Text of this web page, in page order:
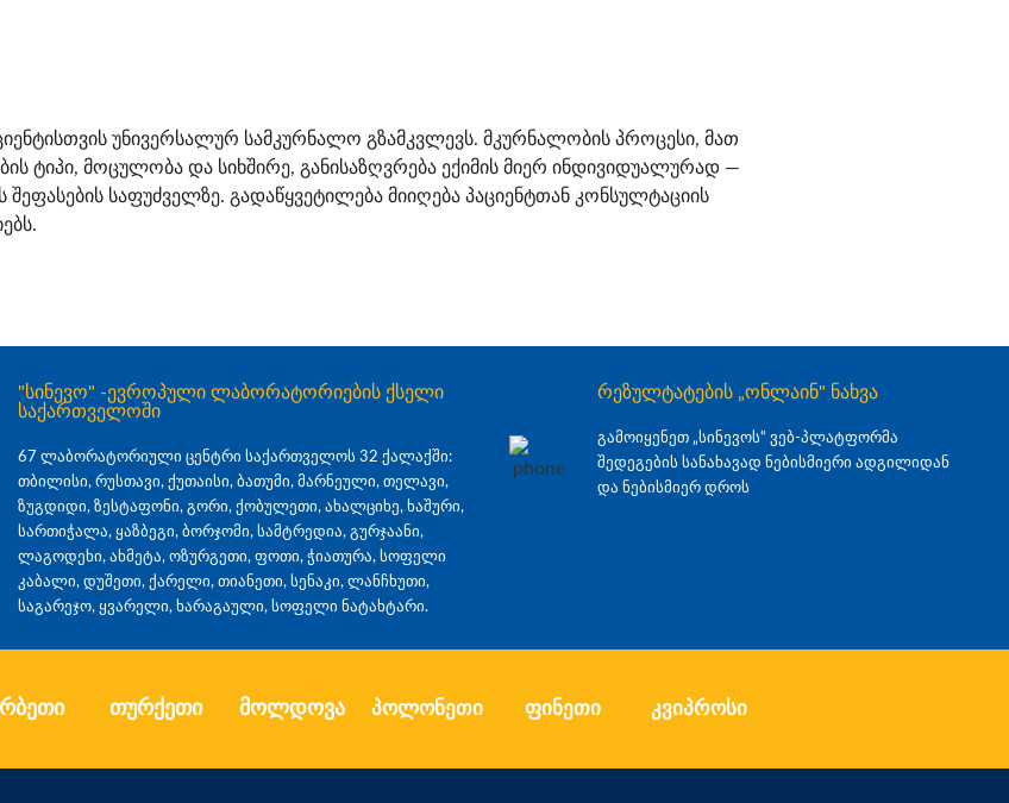
უნივერსალურ სამკურნალო გზამკვლევს. მკურნალობის პროცესი, მათ
ტიპი, მოცულობა და სიხშირე, განისაზღვრება ექიმის მიერ ინდივიდუალურად —
შეფასების საფუძველზე. გადაწყვეტილება მიიღება პაციენტთან კონსულტაციის
"სინევო" -ევროპული ლაბორატორიების ქსელი
საქართველოში
67 ლაბორატორიული ცენტრი საქართველოს 32 ქალაქში:
თბილისი, რუსთავი, ქუთაისი, ბათუმი, მარნეული, თელავი,
ზუგდიდი, ზესტაფონი, გორი, ქობულეთი, ახალციხე, ხაშური,
სართიჭალა, ყაზბეგი, ბორჯომი, სამტრედია, გურჯაანი,
ლაგოდეხი, ახმეტა, ოზურგეთი, ფოთი, ჭიათურა, სოფელი
კაბალი, დუშეთი, ქარელი, თიანეთი, სენაკი, ლანჩხუთი,
საგარეჯო, ყვარელი, ხარაგაული, სოფელი ნატახტარი.
რეზულტატების „ონლაინ" ნახვა
გამოიყენეთ „სინევოს“ ვებ-პლატფორმა
შედეგების სანახავად ნებისმიერი ადგილიდან
და ნებისმიერ დროს
თურქეთი მოლდოვა პოლონეთი ფინეთი კვიპროსი